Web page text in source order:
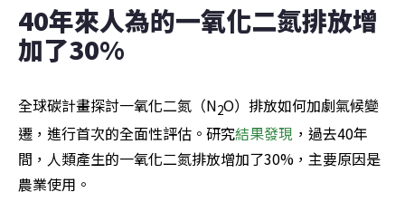
40年來人為的一氧化二氮排放增
加了30%
全球碳計畫探討一氧化二氮（N2O）排放如何加劇氣候變
遷，進行首次的全面性評估。研究結果發現 ，過去40年
間，人類產生的一氧化二氮排放增加了30%，主要原因是
農業使用。